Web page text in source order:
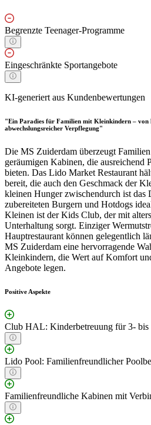
Begrenzte Teenager-Programme
Eingeschränkte Sportangebote
KI-generiert aus Kundenbewertungen
"Ein Paradies für Familien mit Kleinkindern – von
abwechslungsreicher Verpflegung"
Die MS Zuiderdam überzeugt
geräumigen Kabinen, die ausreichend
bieten. Das Lido Market Restaurant
bereit, die auch den Geschmack der
kleinen Hunger zwischendurch ist das
zubereiteten Burgern und Hotdogs
Kleinen ist der Kids Club, der mit
Unterhaltung sorgt. Einziger
Hauptrestaurant können gelegentlich
MS Zuiderdam eine hervorragende
Kleinkindern, die Wert auf Komfort
Angebote legen.
Positive Aspekte
Club HAL: Kinderbetreuung für 3- bis
Lido Pool: Familienfreundlicher
Familienfreundliche Kabinen mit